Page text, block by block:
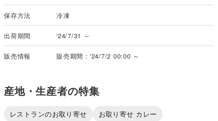
保存方法 冷凍
出荷期間 '24/7/31 ～
販売情報 販売期間：'24/7/2 00:00 ～
産地・生産者の特集
レストランのお取り寄せ
お取り寄せ カレー